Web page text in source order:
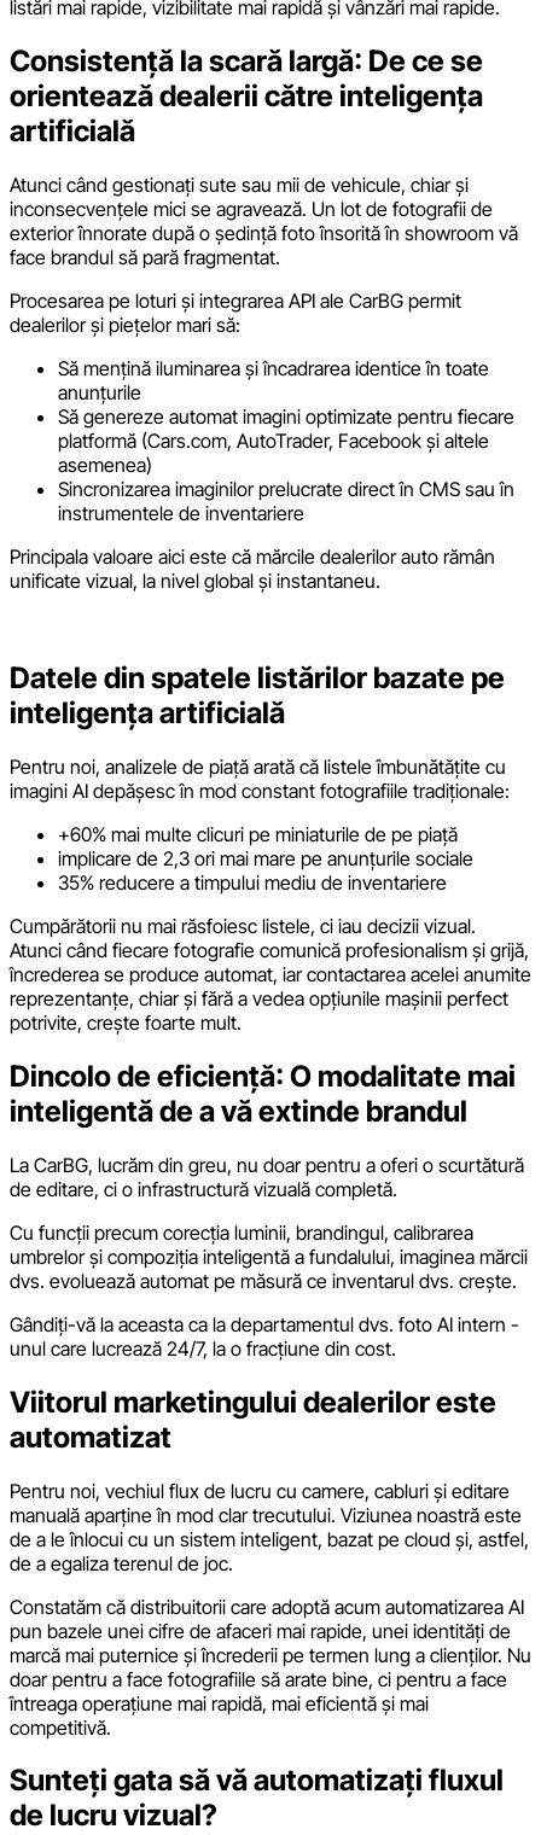
listări mai rapide, vizibilitate mai rapidă și vânzări mai rapide.
Consistență la scară largă: De ce se
orientează dealerii către inteligența
artificială
Atunci când gestionați sute sau mii de vehicule, chiar și
inconsecvențele mici se agravează. Un lot de fotografii de
exterior înnorate după o ședință foto însorită în showroom vă
face brandul să pară fragmentat.
Procesarea pe loturi și integrarea API ale CarBG permit
dealerilor și piețelor mari să:
Să mențină iluminarea și încadrarea identice în toate
anunțurile
Să genereze automat imagini optimizate pentru fiecare
platformă (Cars.com, AutoTrader, Facebook și altele
asemenea)
Sincronizarea imaginilor prelucrate direct în CMS sau în
instrumentele de inventariere
Principala valoare aici este că mărcile dealerilor auto rămân
unificate vizual, la nivel global și instantaneu.
Datele din spatele listărilor bazate pe
inteligența artificială
Pentru noi, analizele de piață arată că listele îmbunătățite cu
imagini AI depășesc în mod constant fotografiile tradiționale:
+60% mai multe clicuri pe miniaturile de pe piață
implicare de 2,3 ori mai mare pe anunțurile sociale
35% reducere a timpului mediu de inventariere
Cumpărătorii nu mai răsfoiesc listele, ci iau decizii vizual.
Atunci când fiecare fotografie comunică profesionalism și grijă,
încrederea se produce automat, iar contactarea acelei anumite
reprezentanțe, chiar și fără a vedea opțiunile mașinii perfect
potrivite, crește foarte mult.
Dincolo de eficiență: O modalitate mai
inteligentă de a vă extinde brandul
La CarBG, lucrăm din greu, nu doar pentru a oferi o scurtătură
de editare, ci o infrastructură vizuală completă.
Cu funcții precum corecția luminii, brandingul, calibrarea
umbrelor și compoziția inteligentă a fundalului, imaginea mărcii
dvs. evoluează automat pe măsură ce inventarul dvs. crește.
Gândiți-vă la aceasta ca la departamentul dvs. foto AI intern -
unul care lucrează 24/7, la o fracțiune din cost.
Viitorul marketingului dealerilor este
automatizat
Pentru noi, vechiul flux de lucru cu camere, cabluri și editare
manuală aparține în mod clar trecutului. Viziunea noastră este
de a le înlocui cu un sistem inteligent, bazat pe cloud și, astfel,
de a egaliza terenul de joc.
Constatăm că distribuitorii care adoptă acum automatizarea AI
pun bazele unei cifre de afaceri mai rapide, unei identități de
marcă mai puternice și încrederii pe termen lung a clienților. Nu
doar pentru a face fotografiile să arate bine, ci pentru a face
întreaga operațiune mai rapidă, mai eficientă și mai
competitivă.
Sunteți gata să vă automatizați fluxul
de lucru vizual?